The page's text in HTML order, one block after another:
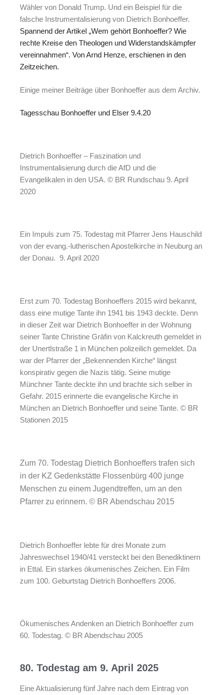
Wähler von Donald Trump. Und ein Beispiel für die
falsche Instrumentalisierung von Dietrich Bonhoeffer.
Spannend der Artikel „Wem gehört Bonhoeffer? Wie
rechte Kreise den Theologen und Widerstandskämpfer
vereinnahmen“. Von Arnd Henze, erschienen in den
Zeitzeichen.
Einige meiner Beiträge über Bonhoeffer aus dem Archiv.
Tagesschau Bonhoeffer und Elser 9.4.20
Dietrich Bonhoeffer – Faszination und
Instrumentalisierung durch die AfD und die
Evangelikalen in den USA. © BR Rundschau 9. April
2020
Ein Impuls zum 75. Todestag mit Pfarrer Jens Hauschild
von der evang.-lutherischen Apostelkirche in Neuburg an
der Donau. 9. April 2020
Erst zum 70. Todestag Bonhoeffers 2015 wird bekannt,
dass eine mutige Tante ihn 1941 bis 1943 deckte. Denn
in dieser Zeit war Dietrich Bonhoeffer in der Wohnung
seiner Tante Christine Gräfin von Kalckreuth gemeldet in
der Unertlstraße 1 in München polizeilich gemeldet. Da
war der Pfarrer der „Bekennenden Kirche“ längst
konspirativ gegen die Nazis tätig. Seine mutige
Münchner Tante deckte ihn und brachte sich selber in
Gefahr. 2015 erinnerte die evangelische Kirche in
München an Dietrich Bonhoeffer und seine Tante. © BR
Stationen 2015
Zum 70. Todestag Dietrich Bonhoeffers trafen sich
in der KZ Gedenkstätte Flossenbürg 400 junge
Menschen zu einem Jugendtreffen, um an den
Pfarrer zu erinnern. © BR Abendschau 2015
Dietrich Bonhoeffer lebte für drei Monate zum
Jahreswechsel 1940/41 versteckt bei den Benediktinern
in Ettal. Ein starkes ökumenisches Zeichen. Ein Film
zum 100. Geburtstag Dietrich Bonhoeffers 2006.
Ökumenisches Andenken an Dietrich Bonhoeffer zum
60. Todestag. © BR Abendschau 2005
80. Todestag am 9. April 2025
Eine Aktualisierung fünf Jahre nach dem Eintrag von